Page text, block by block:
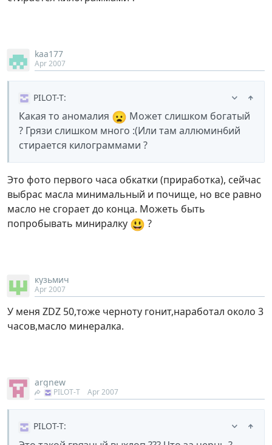
kaa177
Apr 2007
PILOT-T:
Какая то аномалия 😦 Может слишком богатый
? Грязи слишком много :(Или там аллюмин6ий
стирается килограммами ?
Это фото первого часа обкатки (приработка), сейчас
выбрас масла минимальный и почище, но все равно
масло не сгорает до конца. Можеть быть
попробывать миниралку 😃 ?
кузьмич
Apr 2007
У меня ZDZ 50,тоже черноту гонит,наработал около 3
часов,масло минералка.
argnew
PILOT-T Apr 2007
PILOT-T: